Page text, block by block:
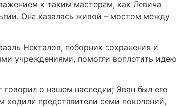
к таким мастерам, как Левича
Она казалась живой – мостом между
Некталов, поборник сохранения и
учреждениями, помогли воплотить идею
о нашем наследии; Эван был его
представители семи поколений,